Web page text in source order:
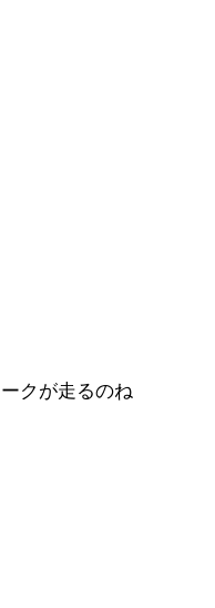
クが走るのね